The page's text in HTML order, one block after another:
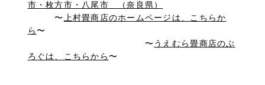
〜
上村畳商店のホームページは、こちらか
ら 〜
〜 うえむら畳商店のぶ
ろぐは、こちらから 〜